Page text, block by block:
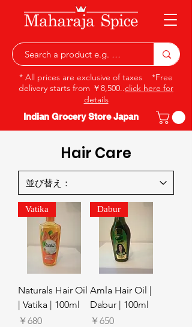
* All prices are exclusive of taxes *Free
delivery starts from ￥8,500..click here for
details
Indian Grocery Store Japan
Hair Care
Vatika
Naturals Hair Oil
| Vatika | 100ml
価格
￥680
Dabur
Amla Hair Oil |
Dabur | 100ml
価格
￥650